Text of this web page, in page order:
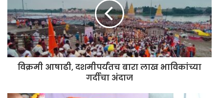
विक्रमी आषाढी, दशमीपर्यंतच बारा लाख भाविकांच्या
गर्दीचा अंदाज